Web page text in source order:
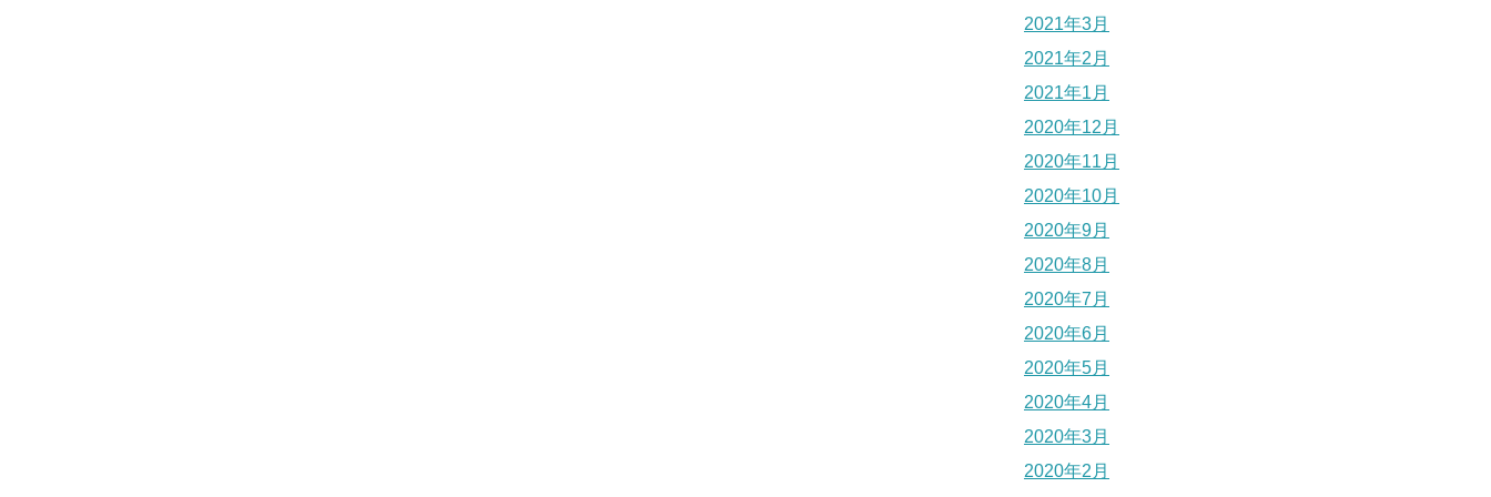
2021年3月
2021年2月
2021年1月
2020年12月
2020年11月
2020年10月
2020年9月
2020年8月
2020年7月
2020年6月
2020年5月
2020年4月
2020年3月
2020年2月